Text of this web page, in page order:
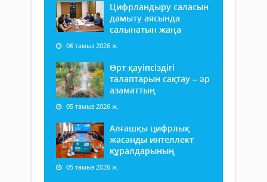
Цифрландыру саласын
дамыту аясында
салынатын жаңа
06 тамыз 2026 ж.
Өрт қауіпсіздігі
талаптарын сақтау – әр
азаматтың
05 тамыз 2026 ж.
Алғашқы цифрлық
жасанды интеллект
құралдарының
05 тамыз 2026 ж.